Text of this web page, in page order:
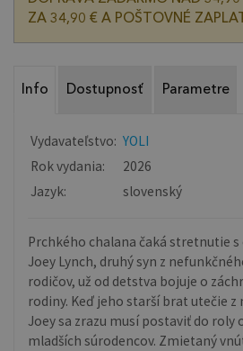
ZA 34,90 € A POŠTOVNÉ
Info Dostupnosť Parametre
Vydavateľstvo: YOLI
Rok vydania:
2026
Jazyk:
slovenský
Prchkého chalana čaká stretnutie s
Joey Lynch, druhý syn z
rodičov, už od detstva bojuje o
rodiny. Keď jeho starší brat utečie
Joey sa zrazu musí postaviť do roly
mladších súrodencov. Zmietaný